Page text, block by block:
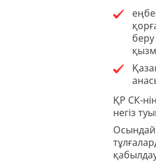
ҚР СК-
негіз
Осындай